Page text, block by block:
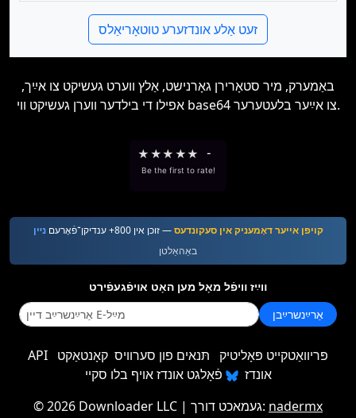
זעט אַלע אונדזערע טוטאָריאַלס
באַמערק, מיר סטאָרירן גאָרנישט, אַלץ ווערט געשיקט צו אײַך,
אפילו די בילדער ווערן געשיקט ווי base64 צו אײַער בלעטערער.
★ ★★ ★★ -
Be the first to rate!
קויפן אייער דאָמעניק אין סעקונדעס— זוכן אין 800+ ענדיקן־פֿאָרעם
נײן
באַהאַלטן
װײַז װיפֿל מאָל מען האָט אױפֿגעפֿירט
אַרײַנשרײַבן
API פּריוואַטקייט פּאָליטיק תּנאים פון סערוויס קאָנטאַקט
אונדז
פֿאָלגט אונדז אויף בלו סקיי
©2026 Downloader LLC | געמאכט דורך: nadermx